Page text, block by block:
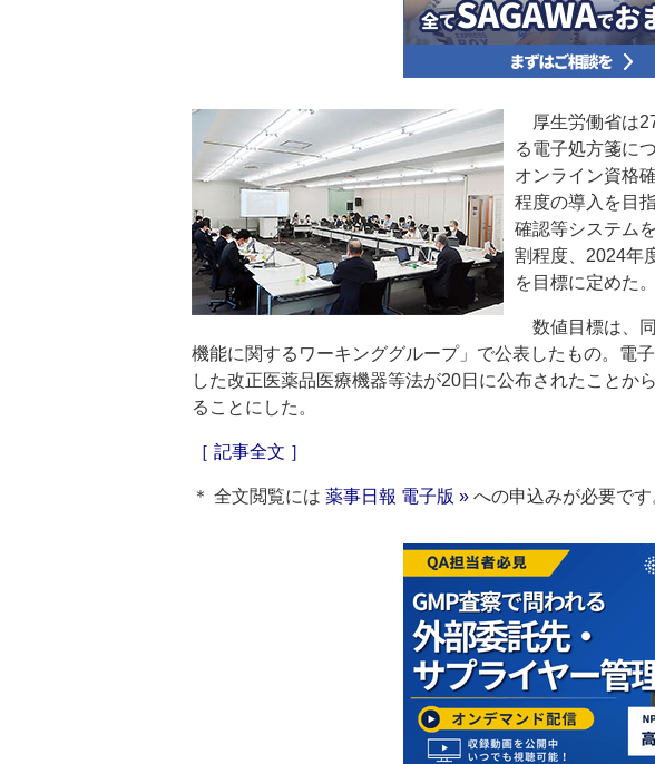
厚生労働省は
る電子処方箋に
オンライン資格
程度の導入を目
確認等システム
割程度、2024年
を目標に定めた。
数値目標は、
機能に関するワーキンググループ」で公表したもの。電
した改正医薬品医療機器等法が20日に公布されたことか
ることにした。
［ 記事全文 ］
＊ 全文閲覧には 薬事日報 電子版 » への申込みが必要です